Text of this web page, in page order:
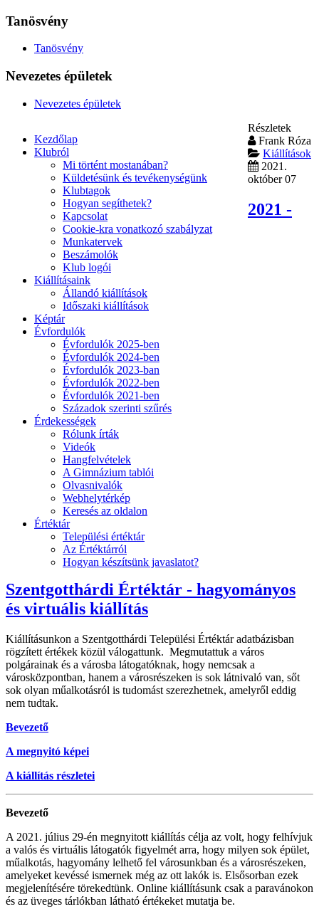
Tanösvény
Tanösvény
Nevezetes épületek
Nevezetes épületek
Kezdőlap
Klubról
Mi történt mostanában?
Küldetésünk és tevékenységünk
Klubtagok
Hogyan segíthetek?
Kapcsolat
Cookie-kra vonatkozó szabályzat
Munkatervek
Beszámolók
Klub logói
Kiállításaink
Állandó kiállítások
Időszaki kiállítások
Képtár
Évfordulók
Évfordulók 2025-ben
Évfordulók 2024-ben
Évfordulók 2023-ban
Évfordulók 2022-ben
Évfordulók 2021-ben
Századok szerinti szűrés
Érdekességek
Rólunk írták
Videók
Hangfelvételek
A Gimnázium tablói
Olvasnivalók
Webhelytérkép
Keresés az oldalon
Értéktár
Települési értéktár
Az Értéktárról
Hogyan készítsünk javaslatot?
Részletek
Frank Róza
Kiállítások
2021.
október 07
2021 -
Szentgotthárdi Értéktár - hagyományos
és virtuális kiállítás
Kiállításunkon a Szentgotthárdi Települési Értéktár adatbázisban
rögzített értékek közül válogattunk. Megmutattuk a város
polgárainak és a városba látogatóknak, hogy nemcsak a
városközpontban, hanem a városrészeken is sok látnivaló van, sőt
sok olyan műalkotásról is tudomást szerezhetnek, amelyről eddig
nem tudtak.
Bevezető
A megnyitó képei
A kiállítás részletei
Bevezető
A 2021. július 29-én megnyitott kiállítás célja az volt, hogy felhívjuk
a valós és virtuális látogatók figyelmét arra, hogy milyen sok épület,
műalkotás, hagyomány lelhető fel városunkban és a városrészeken,
amelyeket kevéssé ismernek még az ott lakók is. Elsősorban ezek
megjelenítésére törekedtünk. Online kiállításunk csak a paravánokon
és az üveges tárlókban látható értékeket mutatja be.